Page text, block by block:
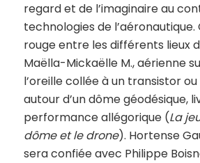
regard et de l’imaginaire au
technologies de l’aéronautique.
rouge entre les différents lieux
Maëlla-Mickaëlle M., aérienne
l’oreille collée à un transistor
autour d’un dôme géodésique,
performance allégorique (La
dôme et le drone). Hortense
sera confiée avec Philippe